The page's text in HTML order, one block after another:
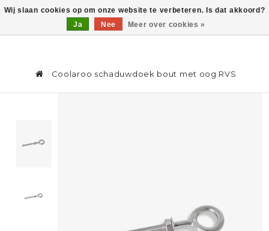
0
Coolaroo schaduwdoek bout met oog RVS
Wij slaan cookies op om onze website te verbeteren. Is dat akkoord?
Ja
Nee Meer over cookies »